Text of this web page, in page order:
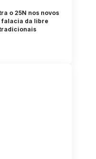
o 25N nos novos
falacia da libre